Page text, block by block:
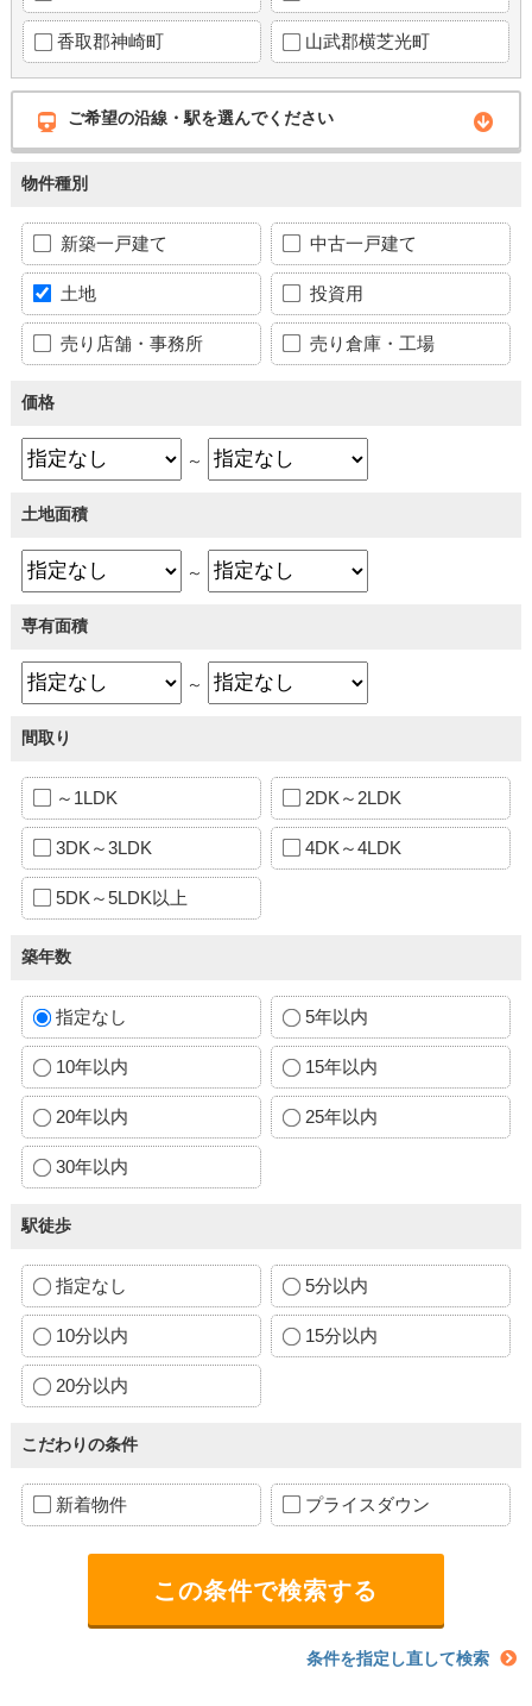
香取郡神崎町 山武郡横芝光町
ご希望の沿線・駅を選んでください
物件種別
新築一戸建て 中古一戸建て
土地 投資用
売り店舗・事務所 売り倉庫・工場
価格
～
土地面積
～
専有面積
～
間取り
～1LDK 2DK～2LDK
3DK～3LDK 4DK～4LDK
5DK～5LDK以上
築年数
指定なし 5年以内
10年以内 15年以内
20年以内 25年以内
30年以内
駅徒歩
指定なし 5分以内
10分以内 15分以内
20分以内
こだわりの条件
新着物件 プライスダウン
条件を指定し直して検索